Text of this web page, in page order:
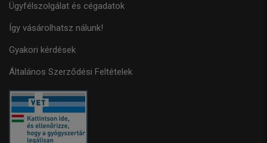
Ügyfélszolgálat és cégadatok
Így vásárolhatsz nálunk!
Gyakori kérdések
Általános Szerződési Feltételek